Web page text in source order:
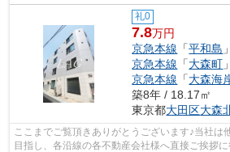
礼0
7.8万円
京急本線 「平和島
京急本線 「大森町
京急本線 「大森海
築8年 / 18.17㎡
東京都大田区大森
ここまでご覧頂きありがとうございます♪当社は
目指し、各沿線の各不動産会社様へ直接ご挨拶に